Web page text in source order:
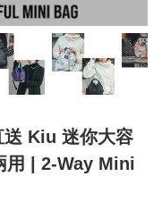
送 Kiu 迷你大容
用 | 2‑Way Mini